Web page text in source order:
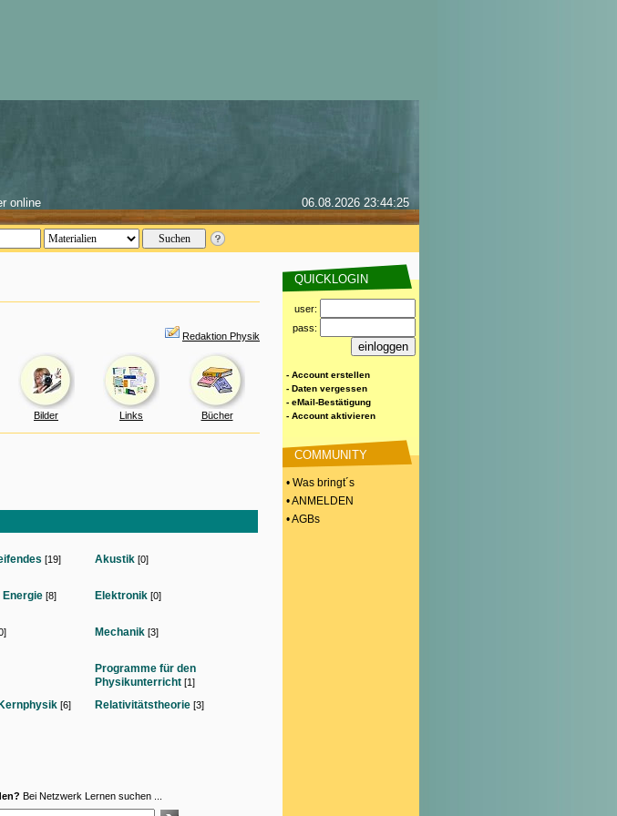
online 06.08.2026 23:44:25
Redaktion Physik
Bilder Links Bücher
[19] Akustik [0]
Energie [8] Elektronik [0]
Mechanik [3]
Programme für den
Physikunterricht [1]
[6] Relativitätstheorie [3]
Bei Netzwerk Lernen suchen ...
QUICKLOGIN
user:
pass:
- Account erstellen
- Daten vergessen
- eMail-Bestätigung
- Account aktivieren
COMMUNITY
• Was bringt´s
• ANMELDEN
• AGBs